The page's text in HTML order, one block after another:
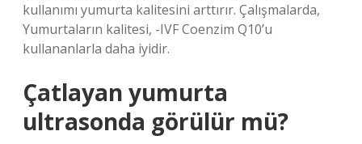
kullanımı yumurta kalitesini arttırır. Çalışmalarda,
Yumurtaların kalitesi, -IVF Coenzim Q10’u
kullananlarla daha iyidir.
Çatlayan yumurta
ultrasonda görülür mü?